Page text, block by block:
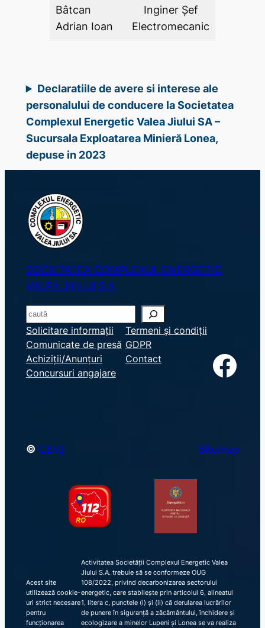
Bâtcan
Adrian Ioan
Inginer Şef
Electromecanic
Declaratiile de avere si interese ale
personalului de conducere la Societatea
Complexul Energetic Valea Jiului SA –
Sucursala Exploatarea Minieră Lonea,
depuse in 2023
SOCIETATEA COMPLEXUL ENERGETIC
VALEA JIULUI S.A.
S
e
a
r
c
Solicitare informații
Comunicate de presă
Achiziții/Anunțuri
Concursuri angajare
Termeni și condiții
GDPR
Contact
Facebook
© CEVJ Sitemap
Acest site
utilizează cookie-
uri strict necesare
pentru
funcționarea
Activitatea Societății Complexul Energetic Valea
Jiului S.A. trebuie să se conformeze OUG
108/2022, privind decarbonizarea sectorului
energetic, care stabilește prin articolul 6, alineatul
1, litera c, punctele (i) și (ii) că derularea lucrărilor
de punere în siguranță a zăcământului, închidere și
ecologizare a minelor Lupeni și Lonea se va realiza